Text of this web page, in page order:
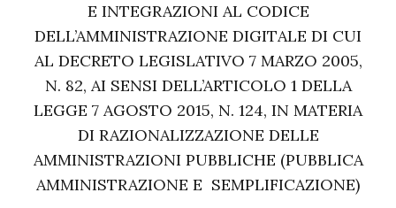
E INTEGRAZIONI AL CODICE
DELL’AMMINISTRAZIONE DIGITALE DI CUI
AL DECRETO LEGISLATIVO 7 MARZO 2005,
N. 82, AI SENSI DELL’ARTICOLO 1 DELLA
LEGGE 7 AGOSTO 2015, N. 124, IN MATERIA
DI RAZIONALIZZAZIONE DELLE
AMMINISTRAZIONI PUBBLICHE (PUBBLICA
AMMINISTRAZIONE E SEMPLIFICAZIONE)